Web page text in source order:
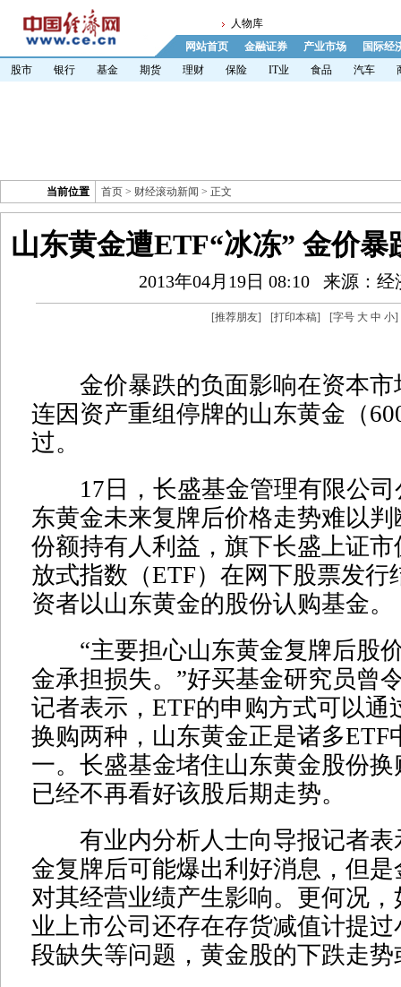
人物库
网站首页
金融证券 产业市场
国际经
股市
银行 基金 期货 理财 保险 IT业 食品 汽车
当前位置 首页 > 财经滚动新闻 > 正文
山东黄金遭ETF“冰冻” 金价暴
2013年04月19日 08:10 来源：经
[推荐朋友] [打印本稿] [字号 大 中 小]
金价暴跌的负面影响在资本市
连因资产重组停牌的山东黄金（
过。
17日，长盛基金管理有限公司
东黄金未来复牌后价格走势难以
份额持有人利益，旗下长盛上证
放式指数（ETF）在网下股票发行
资者以山东黄金的股份认购基金。
“主要担心山东黄金复牌后股
金承担损失。”好买基金研究员曾
记者表示，ETF的申购方式可以通
换购两种，山东黄金正是诸多ETF
一。长盛基金堵住山东黄金股份
已经不再看好该股后期走势。
有业内分析人士向导报记者表
金复牌后可能爆出利好消息，但
对其经营业绩产生影响。更何况
业上市公司还存在存货减值计提
段缺失等问题，黄金股的下跌走